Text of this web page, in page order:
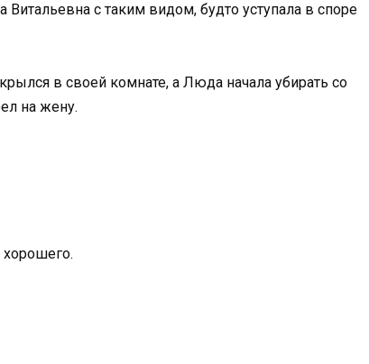
Витальевна с таким видом, будто уступала в споре
в своей комнате, а Люда начала убирать со
на жену.